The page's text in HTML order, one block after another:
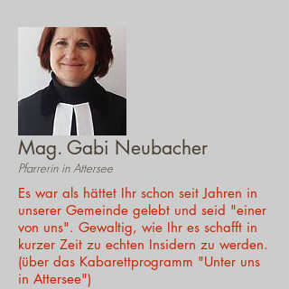
Mag. Gabi Neubacher
Pfarrerin in Attersee
Es war als hättet Ihr schon seit Jahren in
unserer Gemeinde gelebt und seid "einer
von uns". Gewaltig, wie Ihr es schafft in
kurzer Zeit zu echten Insidern zu werden.
(über das Kabarettprogramm "Unter uns
in Attersee")